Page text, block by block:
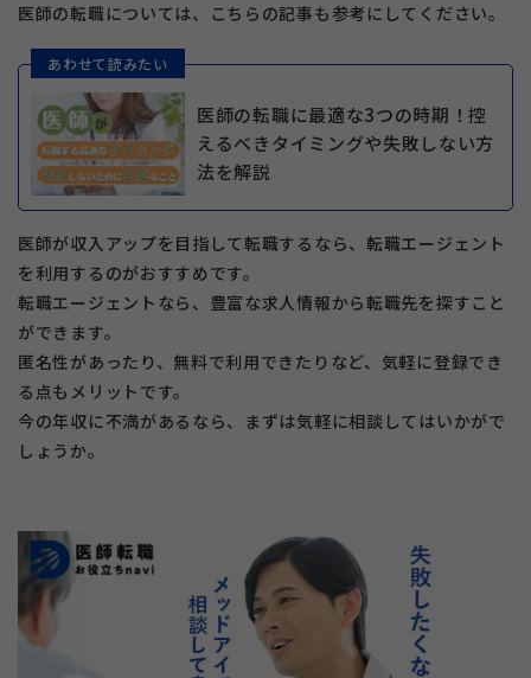
医師の転職については、こちらの記事も参考にしてください。
あわせて読みたい
医師の転職に最適な3つの時期！控
えるべきタイミングや失敗しない方
法を解説
医師が収入アップを目指して転職するなら、転職エージェント
を利用するのがおすすめです。
転職エージェントなら、豊富な求人情報から転職先を探すこと
ができます。
匿名性があったり、無料で利用できたりなど、気軽に登録でき
る点もメリットです。
今の年収に不満があるなら、まずは気軽に相談してはいかがで
しょうか。